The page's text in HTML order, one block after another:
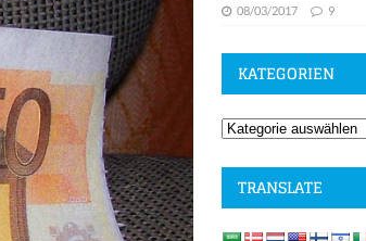
08/03/2017 9
KATEGORIEN
TRANSLATE